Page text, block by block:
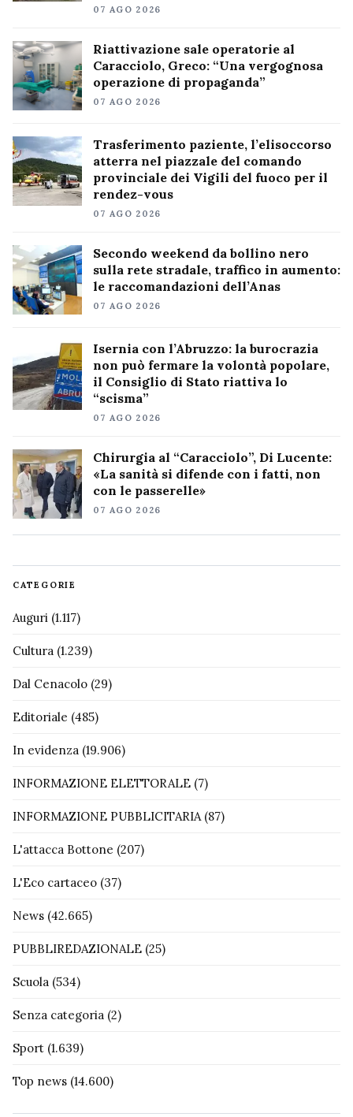
07 AGO 2026
Riattivazione sale operatorie al
Caracciolo, Greco: “Una vergognosa
operazione di propaganda”
07 AGO 2026
Trasferimento paziente, l’elisoccorso
atterra nel piazzale del comando
provinciale dei Vigili del fuoco per il
rendez-vous
07 AGO 2026
Secondo weekend da bollino nero
sulla rete stradale, traffico in aumento:
le raccomandazioni dell’Anas
07 AGO 2026
Isernia con l’Abruzzo: la burocrazia
non può fermare la volontà popolare,
il Consiglio di Stato riattiva lo
“scisma”
07 AGO 2026
Chirurgia al “Caracciolo”, Di Lucente:
«La sanità si difende con i fatti, non
con le passerelle»
07 AGO 2026
CATEGORIE
Auguri (1.117)
Cultura (1.239)
Dal Cenacolo (29)
Editoriale (485)
In evidenza (19.906)
INFORMAZIONE ELETTORALE (7)
INFORMAZIONE PUBBLICITARIA(87)
L'attacca Bottone (207)
L'Eco cartaceo (37)
News (42.665)
PUBBLIREDAZIONALE (25)
Scuola (534)
Senza categoria (2)
Sport (1.639)
Top news (14.600)